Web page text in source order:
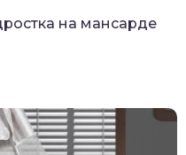
на мансарде